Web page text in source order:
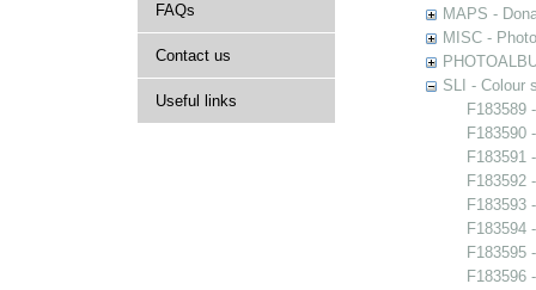
FAQs
Contact us
Useful links
MAPS -
MISC -
SLI - Colour
F183589
F183590
F183591
F183592
F183593
F183594
F183595
F183596